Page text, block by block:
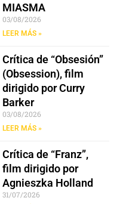
MIASMA
03/08/2026
LEER MÁS »
Crítica de “Obsesión”
(Obsession), film
dirigido por Curry
Barker
03/08/2026
LEER MÁS »
Crítica de “Franz”,
film dirigido por
Agnieszka Holland
31/07/2026